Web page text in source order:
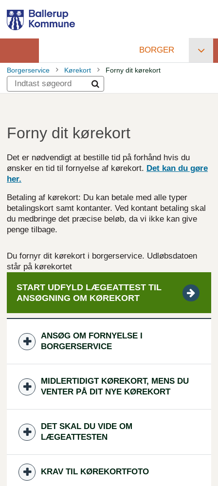
hovedindhold
Primær
navigation
BORGER
Brødkrumme
Borgerservice Kørekort Forny dit kørekort
Forny dit kørekort
Det er nødvendigt at bestille tid på forhånd hvis du
ønsker en tid til fornyelse af kørekort. Det kan du gøre
her.
Betaling af kørekort: Du kan betale med alle typer
betalingskort samt kontanter. Ved kontant betaling skal
du medbringe det præcise beløb, da vi ikke kan give
penge tilbage.
Du fornyr dit kørekort i borgerservice. Udløbsdatoen
står på kørekortet
START UDFYLD LÆGEATTEST TIL
ANSØGNING OM KØREKORT
ANSØG OM FORNYELSE I
BORGERSERVICE
MIDLERTIDIGT KØREKORT, MENS DU
VENTER PÅ DIT NYE KØREKORT
DET SKAL DU VIDE OM
LÆGEATTESTEN
KRAV TIL KØREKORTFOTO